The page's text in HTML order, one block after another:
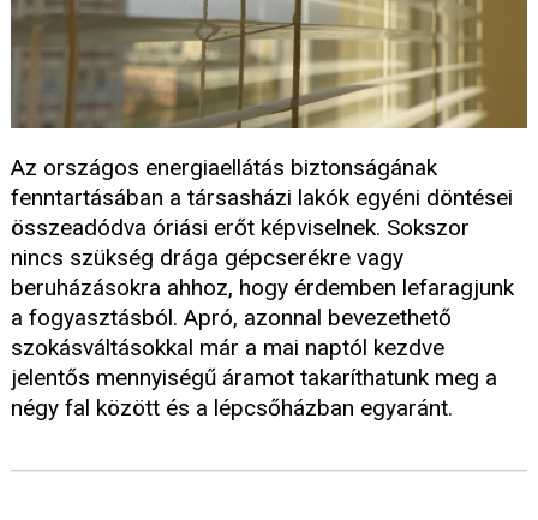
Az országos energiaellátás biztonságának
fenntartásában a társasházi lakók egyéni döntései
összeadódva óriási erőt képviselnek. Sokszor
nincs szükség drága gépcserékre vagy
beruházásokra ahhoz, hogy érdemben lefaragjunk
a fogyasztásból. Apró, azonnal bevezethető
szokásváltásokkal már a mai naptól kezdve
jelentős mennyiségű áramot takaríthatunk meg a
négy fal között és a lépcsőházban egyaránt.